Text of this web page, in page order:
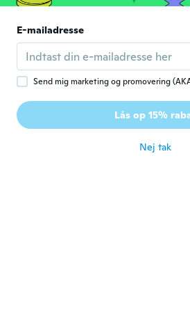
vous les renverrai avec
vous
L Lou
Tilmeldt 2019 · 193
Vraiment sympa
E-mailadresse
Send mig marketing og promovering
Lås op 15%
Nej tak